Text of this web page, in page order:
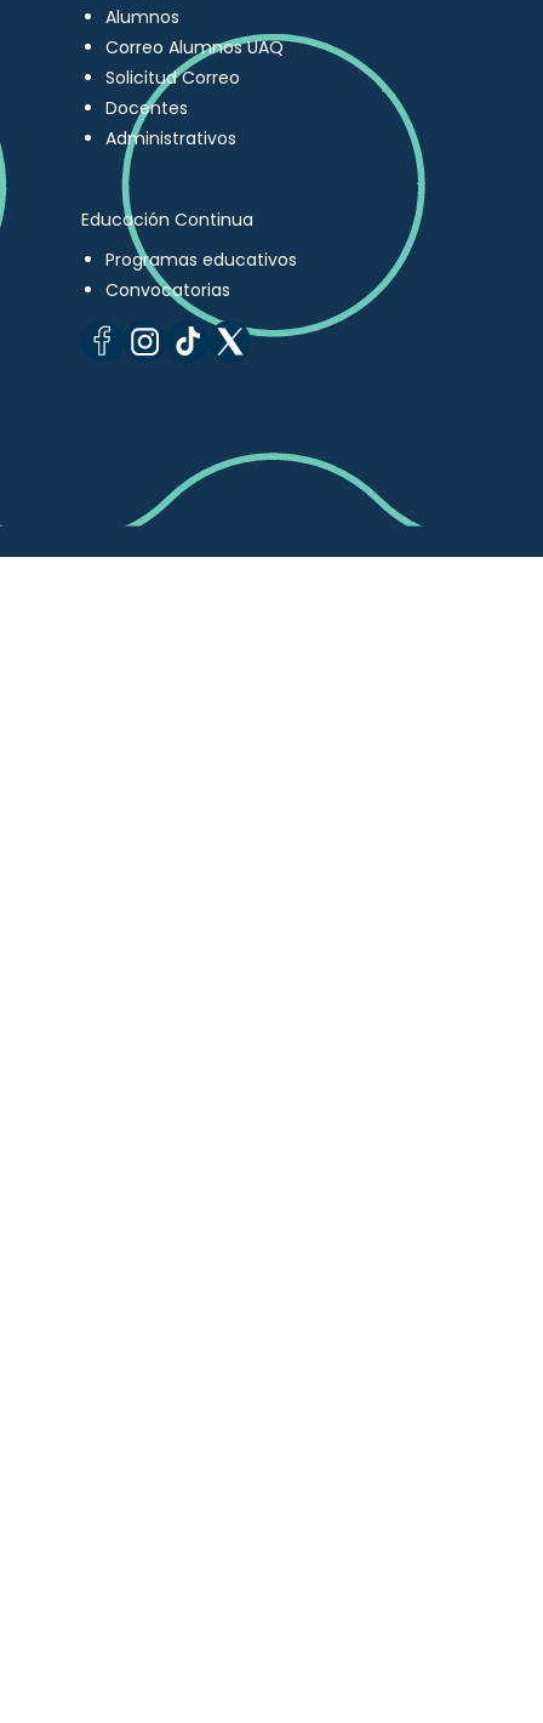
Alumnos
Correo Alumnos UAQ
Solicitud Correo
Docentes
Administrativos
Educación Continua
Programas educativos
Convocatorias